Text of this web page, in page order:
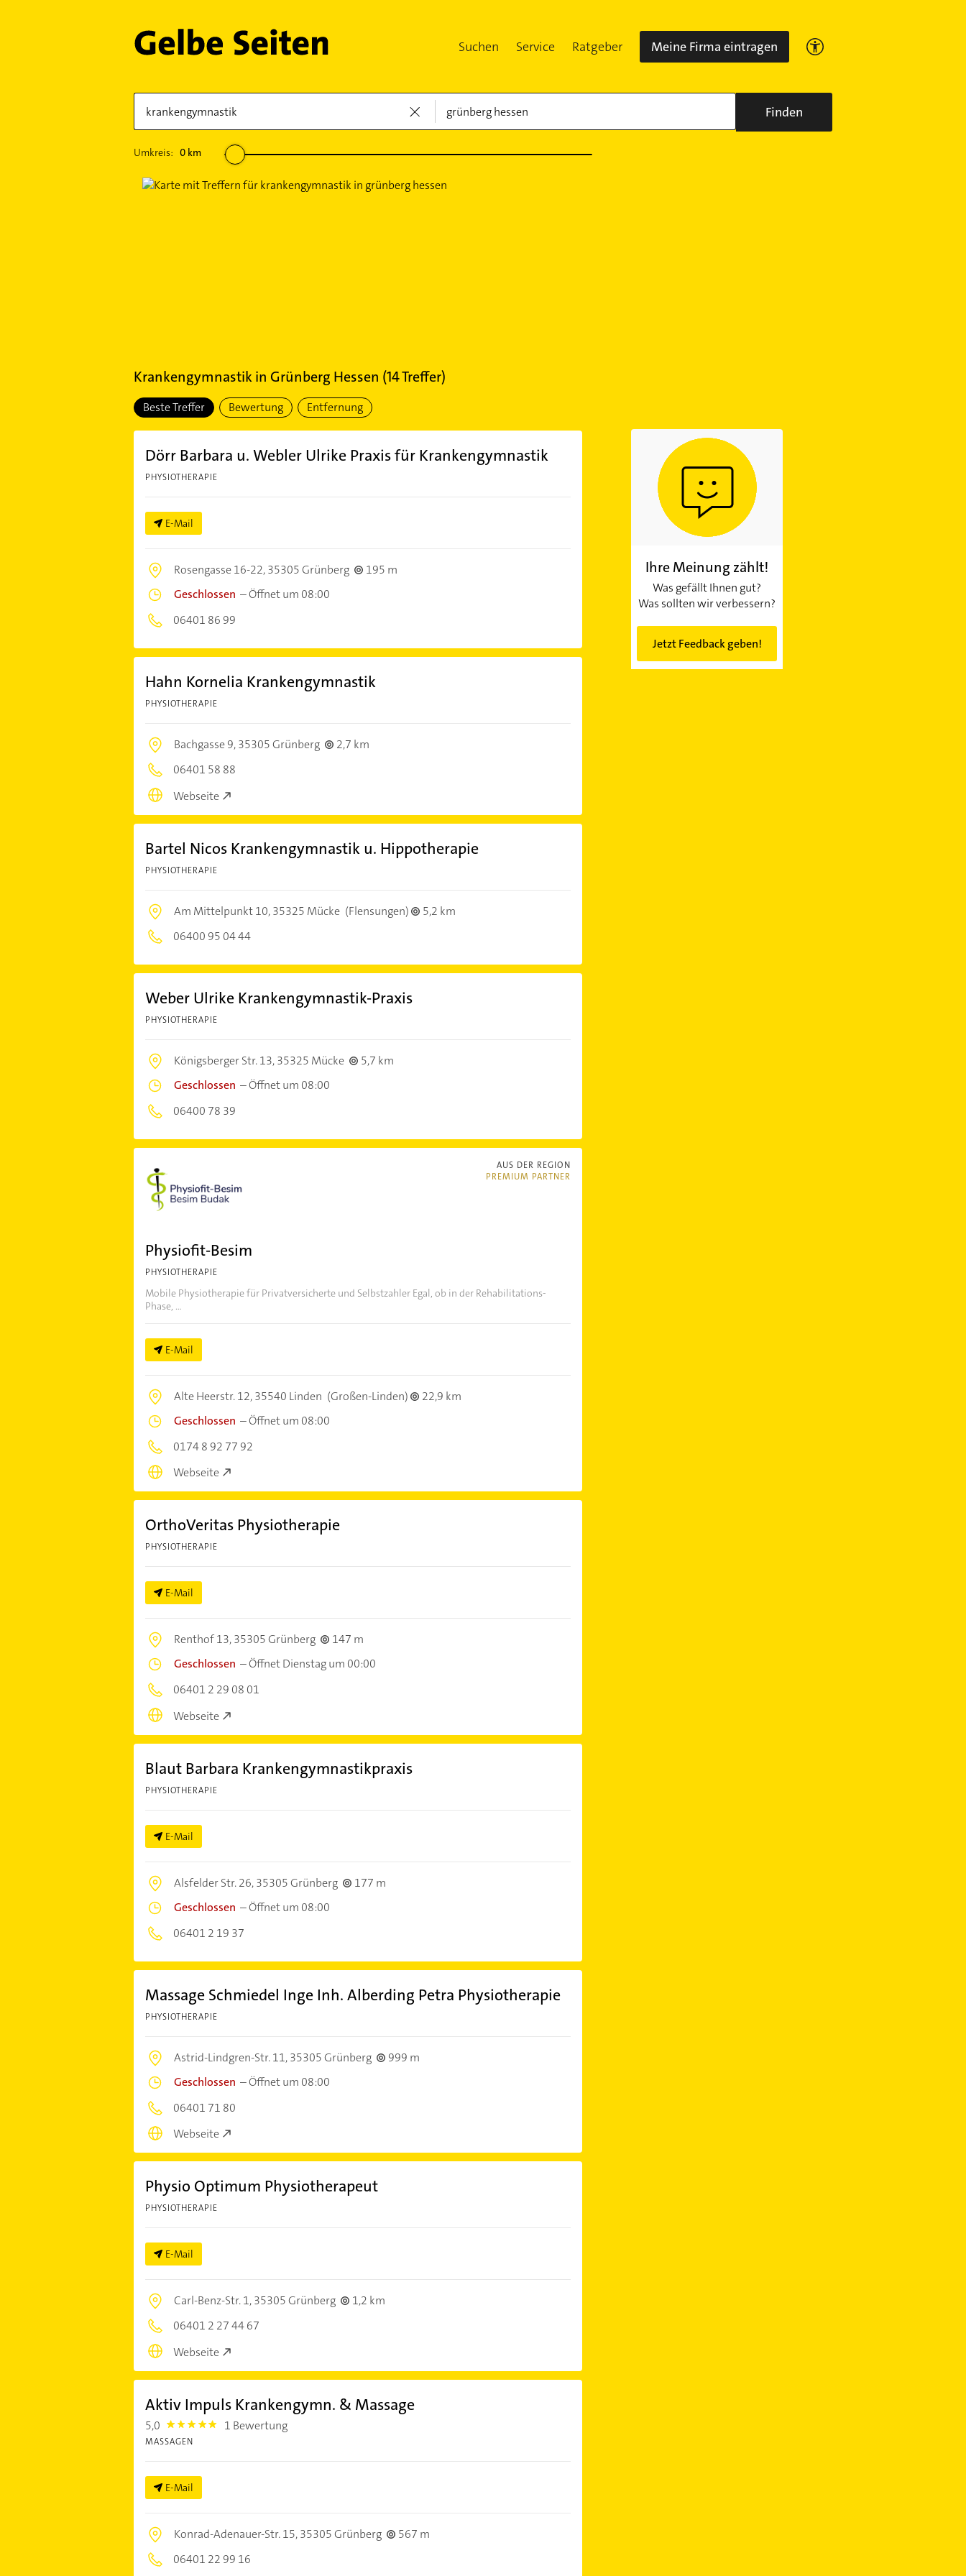
Suchen Service Ratgeber Meine Firma eintragen
Finden
Umkreis: 0km
Krankengymnastikin Grünberg Hessen (14Treffer)
Beste Treffer Bewertung Entfernung
Dörr Barbara u. Webler Ulrike Praxis für Krankengymnastik
PHYSIOTHERAPIE
E-Mail
Rosengasse 16-22,35305 Grünberg
195 m
Geschlossen –Öffnet um 08:00
06401 86 99
Hahn Kornelia Krankengymnastik
PHYSIOTHERAPIE
Bachgasse 9,35305 Grünberg
2,7 km
06401 58 88
Webseite
Bartel Nicos Krankengymnastik u. Hippotherapie
PHYSIOTHERAPIE
Am Mittelpunkt 10,35325 Mücke (Flensungen)
5,2 km
06400 95 04 44
Weber Ulrike Krankengymnastik-Praxis
PHYSIOTHERAPIE
Königsberger Str. 13,35325 Mücke
5,7 km
Geschlossen –Öffnet um 08:00
06400 78 39
AUS DER REGION
PREMIUM PARTNER
Physiofit-Besim
PHYSIOTHERAPIE
Mobile Physiotherapie für Privatversicherte und Selbstzahler Egal, ob in der Rehabilitations-
Phase, ...
E-Mail
Alte Heerstr. 12,35540 Linden (Großen-Linden)
22,9 km
Geschlossen –Öffnet um 08:00
0174 8 92 77 92
Webseite
OrthoVeritas Physiotherapie
PHYSIOTHERAPIE
E-Mail
Renthof 13,35305 Grünberg
147 m
Geschlossen –Öffnet Dienstag um 00:00
06401 2 29 08 01
Webseite
Blaut Barbara Krankengymnastikpraxis
PHYSIOTHERAPIE
E-Mail
Alsfelder Str. 26,35305 Grünberg
177 m
Geschlossen –Öffnet um 08:00
06401 2 19 37
Massage Schmiedel Inge Inh. Alberding Petra Physiotherapie
PHYSIOTHERAPIE
Astrid-Lindgren-Str. 11,35305 Grünberg
999 m
Geschlossen –Öffnet um 08:00
06401 71 80
Webseite
Physio Optimum Physiotherapeut
PHYSIOTHERAPIE
E-Mail
Carl-Benz-Str. 1,35305 Grünberg
1,2 km
06401 2 27 44 67
Webseite
Aktiv Impuls Krankengymn. & Massage
5,0 5.0 1 Bewertung
MASSAGEN
E-Mail
Konrad-Adenauer-Str. 15,35305 Grünberg
567 m
06401 22 99 16
Ihre Meinung zählt!
Was gefällt Ihnen gut?
Was sollten wir verbessern?
Jetzt Feedback geben!